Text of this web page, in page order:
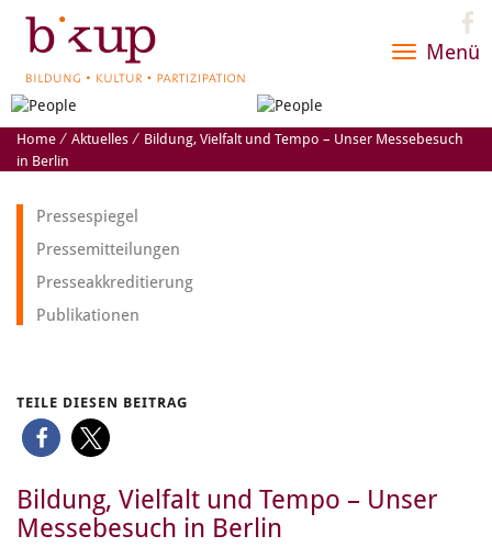
Menü
Toggle
Home⁄ Aktuelles⁄ Bildung, Vielfalt und Tempo – Unser Messebesuch
in Berlin
Pressespiegel
Pressemitteilungen
Presseakkreditierung
Publikationen
TEILE DIESEN BEITRAG
Bildung, Vielfalt und Tempo – Unser
Messebesuch in Berlin